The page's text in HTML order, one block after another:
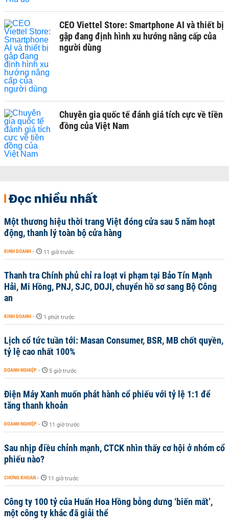
CEO Viettel Store: Smartphone AI và thiết bị
gập đang định hình xu hướng nâng cấp của
người dùng
Chuyên gia quốc tế đánh giá tích cực về tiền
đồng của Việt Nam
Đọc nhiều nhất
Một thương hiệu thời trang Việt đóng cửa sau 5 năm hoạt
động, thanh lý toàn bộ cửa hàng
KINH DOANH - 11 giờ trước
Thanh tra Chính phủ chỉ ra loạt vi phạm tại Bảo Tín Mạnh
Hải, Mi Hồng, PNJ, SJC, DOJI, chuyển hồ sơ sang Bộ Công
an
KINH DOANH - 1 phút trước
Lịch cổ tức tuần tới: Masan Consumer, BSR, MB chốt quyền,
tỷ lệ cao nhất 100%
DOANH NGHIỆP - 5 giờ trước
Điện Máy Xanh muốn phát hành cổ phiếu với tỷ lệ 1:1 để
tăng thanh khoản
DOANH NGHIỆP - 11 giờ trước
Sau nhịp điều chỉnh mạnh, CTCK nhìn thấy cơ hội ở nhóm cổ
phiếu nào?
CHỨNG KHOÁN - 11 giờ trước
Công ty 100 tỷ của Huấn Hoa Hồng bỗng dưng ‘biến mất’,
một công ty khác đã giải thể